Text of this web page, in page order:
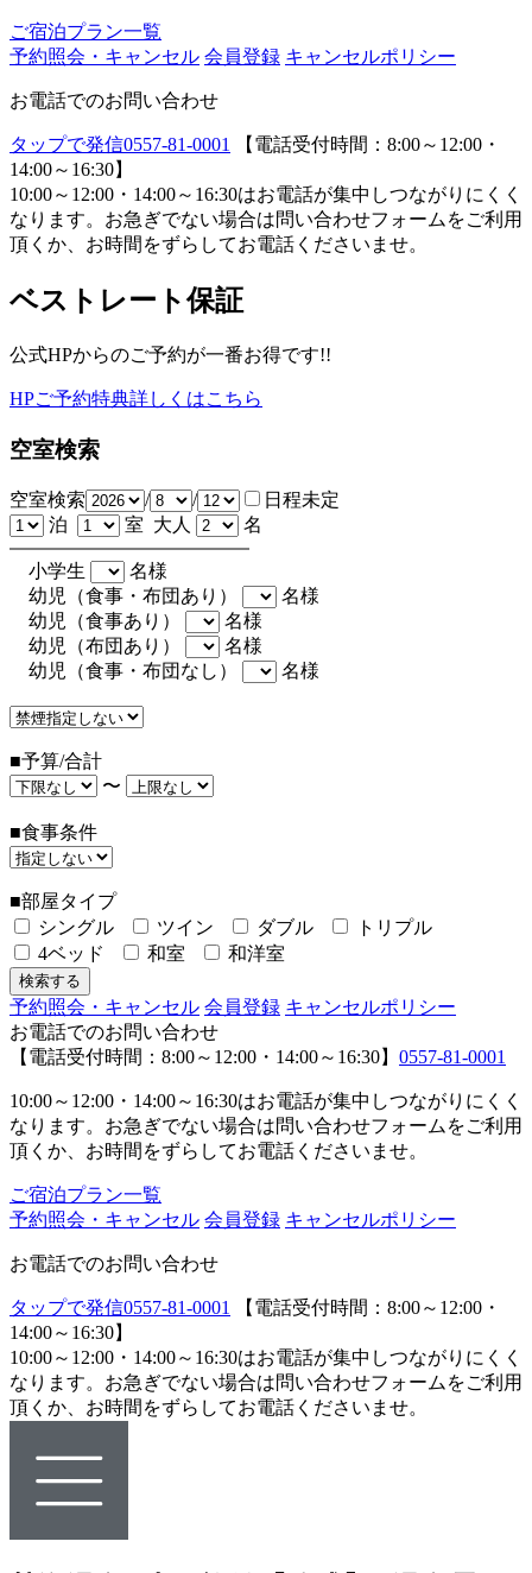
ご宿泊プラン一覧
予約照会・キャンセル 会員登録 キャンセルポリシー
お電話でのお問い合わせ
タップで発信0557-81-0001
【電話受付時間：8:00～12:00・
14:00～16:30】
10:00～12:00・14:00～16:30はお電話が集中しつながりにくく
なります。お急ぎでない場合は問い合わせフォームをご利用
頂くか、お時間をずらしてお電話くださいませ。
ベストレート保証
公式HPからのご予約が一番お得です!!
HPご予約特典詳しくはこちら
空室検索
空室検索 / /
日程未定
泊
室 大人 名
小学生
名様
幼児（食事・布団あり）
名様
幼児（食事あり）
名様
幼児（布団あり）
名様
幼児（食事・布団なし）
名様
■予算/合計
〜
■食事条件
■部屋タイプ
シングル
ツイン ダブル
トリプル
4ベッド
和室 和洋室
予約照会・キャンセル 会員登録 キャンセルポリシー
お電話でのお問い合わせ
【電話受付時間：8:00～12:00・14:00～16:30】 0557-81-0001
10:00～12:00・14:00～16:30はお電話が集中しつながりにくく
なります。お急ぎでない場合は問い合わせフォームをご利用
頂くか、お時間をずらしてお電話くださいませ。
ご宿泊プラン一覧
予約照会・キャンセル 会員登録 キャンセルポリシー
お電話でのお問い合わせ
タップで発信0557-81-0001
【電話受付時間：8:00～12:00・
14:00～16:30】
10:00～12:00・14:00～16:30はお電話が集中しつながりにくく
なります。お急ぎでない場合は問い合わせフォームをご利用
頂くか、お時間をずらしてお電話くださいませ。